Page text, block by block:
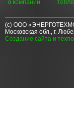
о компании
(с) ООО
Московская обл., г.
Создание сайта и